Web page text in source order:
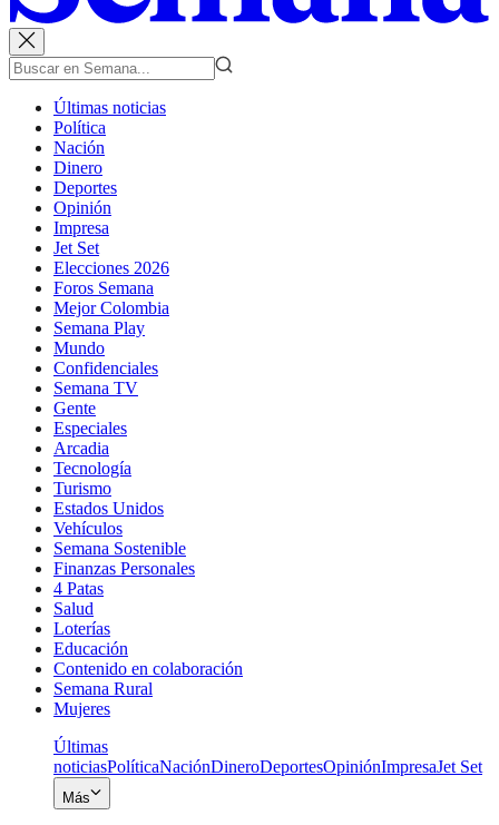
Últimas noticias
Política
Nación
Dinero
Deportes
Opinión
Impresa
Jet Set
Elecciones 2026
Foros Semana
Mejor Colombia
Semana Play
Mundo
Confidenciales
Semana TV
Gente
Especiales
Arcadia
Tecnología
Turismo
Estados Unidos
Vehículos
Semana Sostenible
Finanzas Personales
4 Patas
Salud
Loterías
Educación
Contenido en colaboración
Semana Rural
Mujeres
Últimas
noticiasPolíticaNaciónDineroDeportesOpiniónImpresaJet Set
Más